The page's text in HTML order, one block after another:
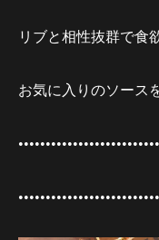
リブと相性抜群で食
お気に入りのソース